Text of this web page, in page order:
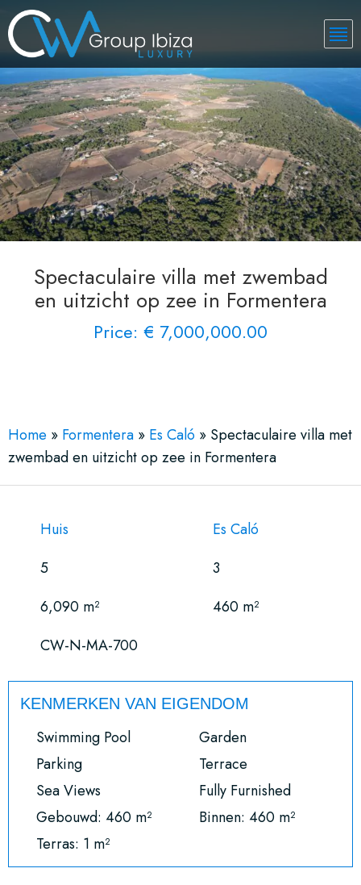
Spectaculaire villa met zwembad
en uitzicht op zee in Formentera
Price: € 7,000,000.00
Home » Formentera » Es Caló » Spectaculaire villa met
zwembad en uitzicht op zee in Formentera
Huis
Es Caló
5
3
6,090 m²
460 m²
CW-N-MA-700
KENMERKEN VAN EIGENDOM
Swimming Pool
Garden
Parking
Terrace
Sea Views
Fully Furnished
Gebouwd: 460 m²
Binnen: 460 m²
Terras: 1 m²